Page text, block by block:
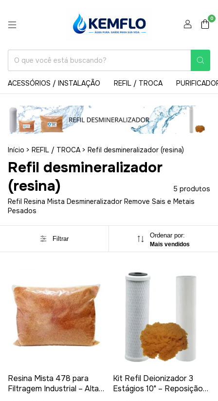
0
ACESSÓRIOS / INSTALAÇÃO REFIL / TROCA
Início > REFIL / TROCA > Refil desmineralizador (resina)
Refil desmineralizador
(resina)
5 produtos
Refil Resina Mista Desmineralizador Remove Sais e Metais
Pesados
Filtrar Ordenar por:
Mais vendidos
Resina Mista 478 para
Filtragem Industrial – Alta
Kit Refil Deionizador 3
Estágios 10" – Reposição